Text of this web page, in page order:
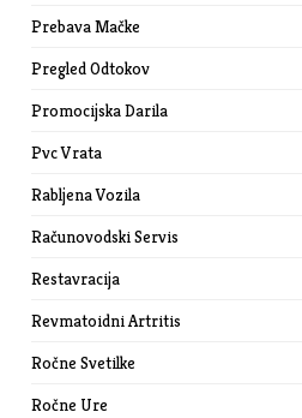
Prebava Mačke
Pregled Odtokov
Promocijska Darila
Pvc Vrata
Rabljena Vozila
Računovodski Servis
Restavracija
Revmatoidni Artritis
Ročne Svetilke
Ročne Ure